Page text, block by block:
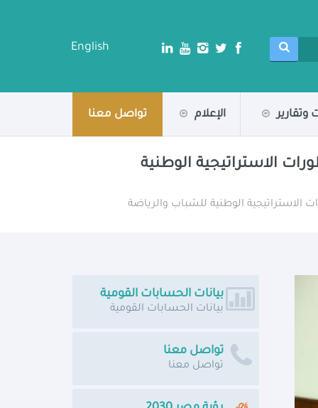
English
وتقارير الإعلام تواصل معنا
الاستراتيجية الوطنية
الاستراتيجية الوطنية للشباب والرياضة
بيانات الحسابات القومية
بيانات الحسابات القومية
تواصل معنا
تواصل معنا